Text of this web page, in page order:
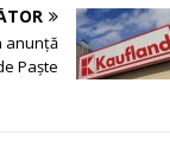
anunță
Paște